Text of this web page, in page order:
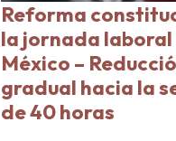
Reforma
la jornada laboral
México –
gradual hacia la
de 40 horas